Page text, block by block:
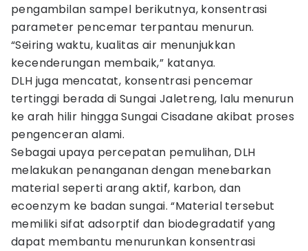
pengambilan sampel berikutnya, konsentrasi
parameter pencemar terpantau menurun.
“Seiring waktu, kualitas air menunjukkan
kecenderungan membaik,” katanya.
DLH juga mencatat, konsentrasi pencemar
tertinggi berada di Sungai Jaletreng, lalu menurun
ke arah hilir hingga Sungai Cisadane akibat proses
pengenceran alami.
Sebagai upaya percepatan pemulihan, DLH
melakukan penanganan dengan menebarkan
material seperti arang aktif, karbon, dan
ecoenzym ke badan sungai. “Material tersebut
memiliki sifat adsorptif dan biodegradatif yang
dapat membantu menurunkan konsentrasi